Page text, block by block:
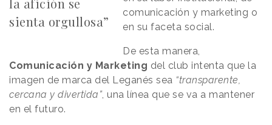
sienta orgullosa”
comunicación y marketing o
en su faceta social.
De esta manera,
Comunicación y Marketing del club intenta que la
imagen de marca del Leganés sea “transparente,
cercana y divertida”, una línea que se va a mantener
en el futuro.